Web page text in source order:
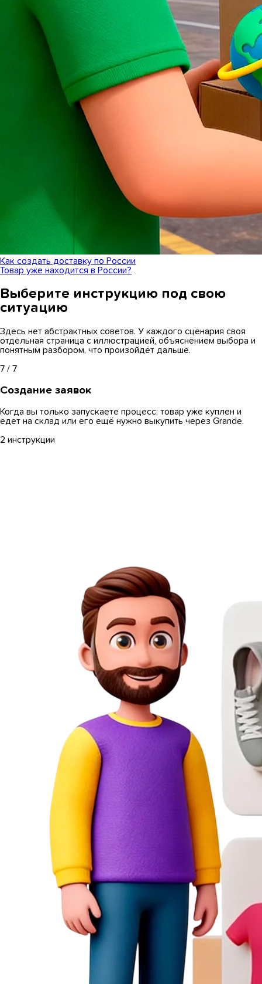
Как создать доставку по России
Товар уже находится в России?
Выберите инструкцию под свою
ситуацию
Здесь нет абстрактных советов. У каждого сценария своя
отдельная страница с иллюстрацией, объяснением выбора и
понятным разбором, что произойдёт дальше.
7 / 7
Создание заявок
Когда вы только запускаете процесс: товар уже куплен и
едет на склад или его ещё нужно выкупить через Grande.
2 инструкции